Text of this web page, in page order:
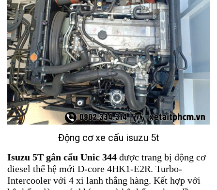
Động cơ xe cẩu isuzu 5t
Isuzu 5T gắn cẩu Unic 344 được trang bị động cơ
diesel thế hệ mới D-core 4HK1-E2R. Turbo-
Intercooler với 4 xi lanh thẳng hàng. Kết hợp với